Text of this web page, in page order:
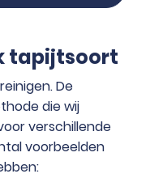
tapijtsoort
De
die wij
verschillende
voorbeelden